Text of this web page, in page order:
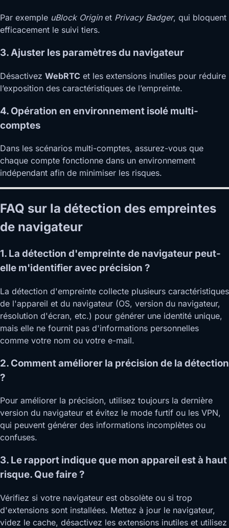
Par exemple uBlock Originet Privacy Badger, qui bloquent
efficacement le suivi tiers.
3. Ajuster les paramètres du navigateur
Désactivez WebRTC et les extensions inutiles pour réduire
l’exposition des caractéristiques de l’empreinte.
4. Opération en environnement isolé multi-
comptes
Dans les scénarios multi-comptes, assurez-vous que
chaque compte fonctionne dans un environnement
indépendant afin de minimiser les risques.
FAQ sur la détection des empreintes
de navigateur
1. La détection d'empreinte de navigateur peut-
elle m'identifier avec précision ?
La détection d'empreinte collecte plusieurs caractéristiques
de l'appareil et du navigateur (OS, version du navigateur,
résolution d'écran, etc.) pour générer une identité unique,
mais elle ne fournit pas d'informations personnelles
comme votre nom ou votre e-mail.
2. Comment améliorer la précision de la détection
?
Pour améliorer la précision, utilisez toujours la dernière
version du navigateur et évitez le mode furtif ou les VPN,
qui peuvent générer des informations incomplètes ou
confuses.
3. Le rapport indique que mon appareil est à haut
risque. Que faire ?
Vérifiez si votre navigateur est obsolète ou si trop
d'extensions sont installées. Mettez à jour le navigateur,
videz le cache, désactivez les extensions inutiles et utilisez